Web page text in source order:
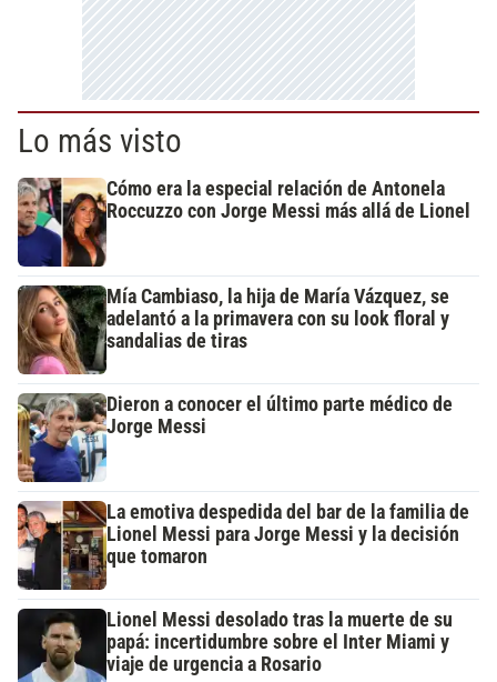
Lo más visto
Cómo era la especial relación de Antonela
Roccuzzo con Jorge Messi más allá de Lionel
Mía Cambiaso, la hija de María Vázquez, se
adelantó a la primavera con su look floral y
sandalias de tiras
Dieron a conocer el último parte médico de
Jorge Messi
La emotiva despedida del bar de la familia de
Lionel Messi para Jorge Messi y la decisión
que tomaron
Lionel Messi desolado tras la muerte de su
papá: incertidumbre sobre el Inter Miami y
viaje de urgencia a Rosario